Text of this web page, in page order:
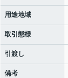
用途地域
取引態様
引渡し
備考